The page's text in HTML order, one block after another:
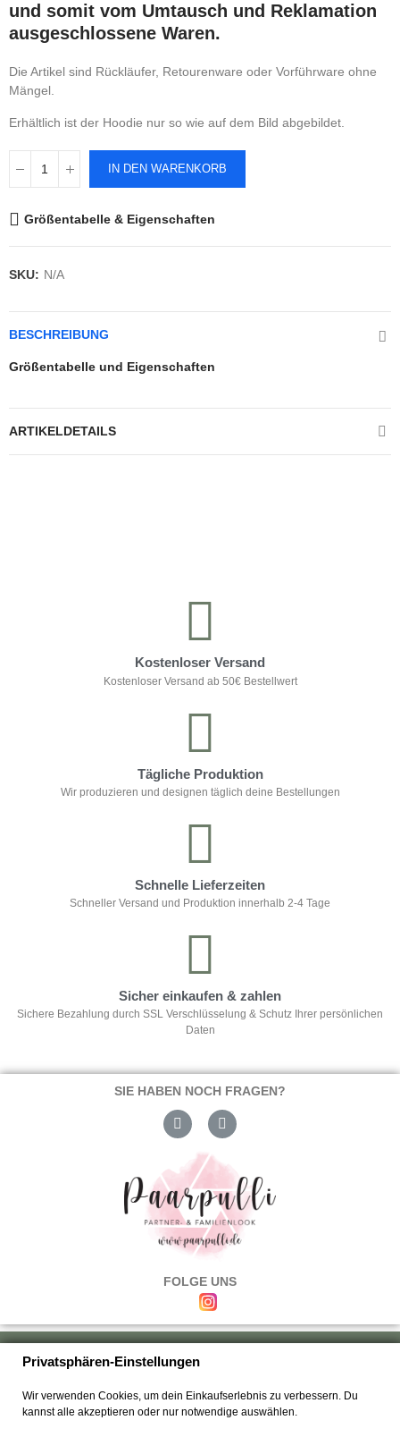
und somit vom Umtausch und Reklamation
ausgeschlossene Waren.
Die Artikel sind Rückläufer, Retourenware oder Vorführware ohne
Mängel.
Erhältlich ist der Hoodie nur so wie auf dem Bild abgebildet.
IN DEN WARENKORB
Größentabelle & Eigenschaften
SKU: N/A
BESCHREIBUNG
Größentabelle und Eigenschaften
ARTIKELDETAILS
Kostenloser Versand
Kostenloser Versand ab 50€ Bestellwert
Tägliche Produktion
Wir produzieren und designen täglich deine Bestellungen
Schnelle Lieferzeiten
Schneller Versand und Produktion innerhalb 2-4 Tage
Sicher einkaufen & zahlen
Sichere Bezahlung durch SSL Verschlüsselung & Schutz Ihrer persönlichen
Daten
SIE HABEN NOCH FRAGEN?
FOLGE UNS
Über uns|Versand & Zahlung|Umtausch & Rückgabe
Kontakt
Privatsphären-Einstellungen
Wir verwenden Cookies, um dein Einkaufserlebnis zu verbessern. Du
kannst alle akzeptieren oder nur notwendige auswählen.